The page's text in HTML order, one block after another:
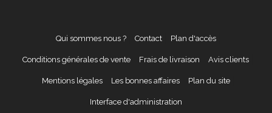
Qui sommes nous ? Contact Plan d'accès
Conditions générales de vente Frais de livraison Avis clients
Mentions légales Les bonnes affaires Plan du site
Interface d'administration